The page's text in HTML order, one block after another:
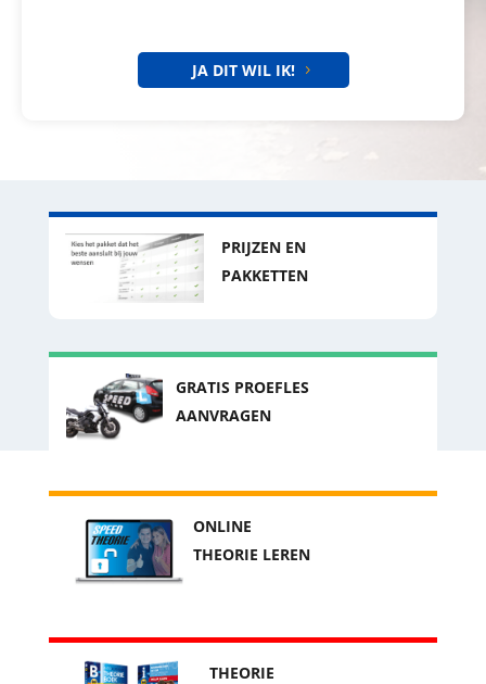
JA DIT WIL IK!
PRIJZEN EN
PAKKETTEN
GRATIS PROEFLES
AANVRAGEN
ONLINE
THEORIE LEREN
THEORIE